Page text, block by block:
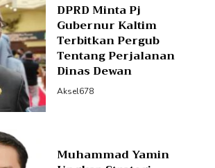
DPRD Minta Pj
Gubernur Kaltim
Terbitkan Pergub
Tentang Perjalanan
Dinas Dewan
Aksel678
Muhammad Yamin